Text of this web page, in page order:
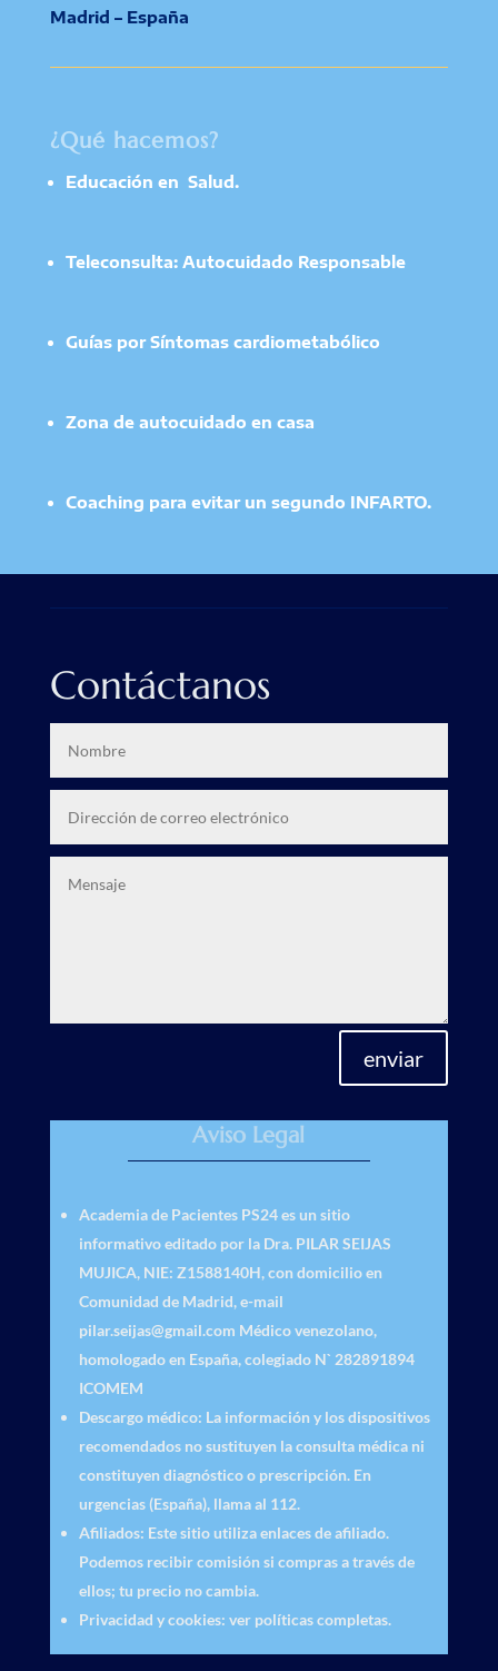
Madrid – España
¿Qué hacemos?
Educación en Salud.
Teleconsulta: Autocuidado Responsable
Guías por Síntomas cardiometabólico
Zona de autocuidado en casa
Coaching para evitar un segundo INFARTO.
Contáctanos
enviar
Aviso Legal
Academia de Pacientes PS24es un sitio
informativo editado por la Dra. PILAR SEIJAS
MUJICA, NIE: Z1588140H, con domicilio en
Comunidad de Madrid, e-mail
pilar.seijas@gmail.com Médico venezolano,
homologado en España, colegiado N` 282891894
ICOMEM
Descargo médico: La información y los dispositivos
recomendados no sustituyen la consulta médica ni
constituyen diagnóstico o prescripción. En
urgencias (España), llama al 112.
Afiliados: Este sitio utiliza enlaces de afiliado.
Podemos recibir comisión si compras a través de
ellos; tu precio no cambia.
Privacidad y cookies: ver políticas completas.